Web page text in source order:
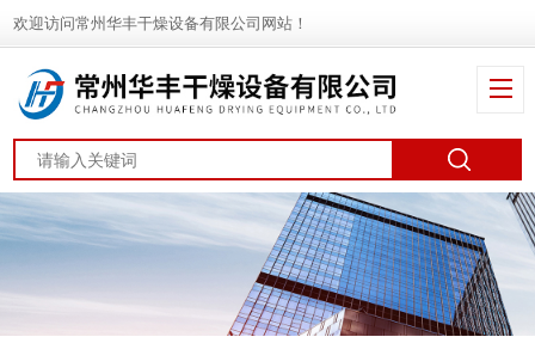
欢迎访问常州华丰干燥设备有限公司网站！